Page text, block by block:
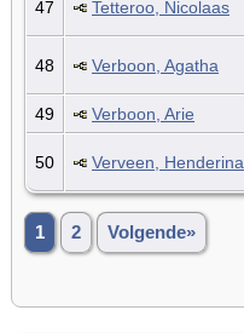
47 Tetteroo, Nicolaas
48 Verboon, Agatha
49 Verboon, Arie
50 Verveen, Henderina
1 2 Volgende»